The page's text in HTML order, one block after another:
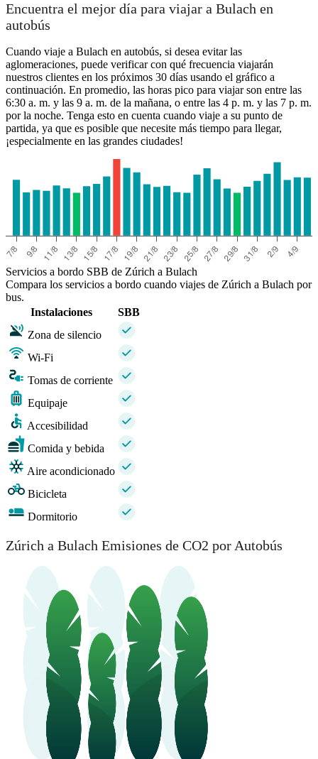
Encuentra el mejor día para viajar a Bulach en
autobús
Cuando viaje a Bulach en autobús, si desea evitar las
aglomeraciones, puede verificar con qué frecuencia viajarán
nuestros clientes en los próximos 30 días usando el gráfico a
continuación. En promedio, las horas pico para viajar son entre las
6:30 a. m. y las 9 a. m. de la mañana, o entre las 4 p. m. y las 7 p. m.
por la noche. Tenga esto en cuenta cuando viaje a su punto de
partida, ya que es posible que necesite más tiempo para llegar,
¡especialmente en las grandes ciudades!
Servicios a bordo SBB de Zúrich a Bulach
Compara los servicios a bordo cuando viajes de Zúrich a Bulach por
bus.
Instalaciones
SBB
Zona de silencio
Wi-Fi
Tomas de corriente
Equipaje
Accesibilidad
Comida y bebida
Aire acondicionado
Bicicleta
Dormitorio
Zúrich a Bulach Emisiones de CO2 por Autobús